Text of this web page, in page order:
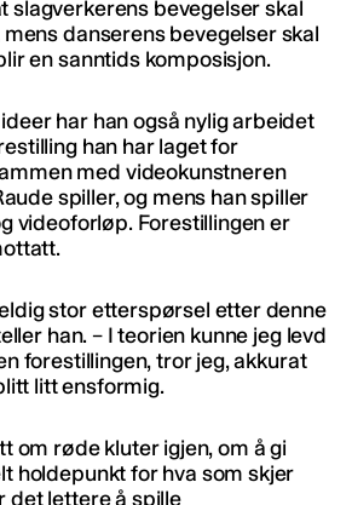
slagverkerens bevegelser skal
danserens bevegelser skal
en sanntids komposisjon.
har han også nylig arbeidet
han har laget for
med videokunstneren
spiller, og mens han spiller
videoforløp. Forestillingen er
stor etterspørsel etter denne
han. – I teorien kunne jeg levd
forestillingen, tror jeg, akkurat
litt ensformig.
om røde kluter igjen, om å gi
holdepunkt for hva som skjer
det lettere å spille